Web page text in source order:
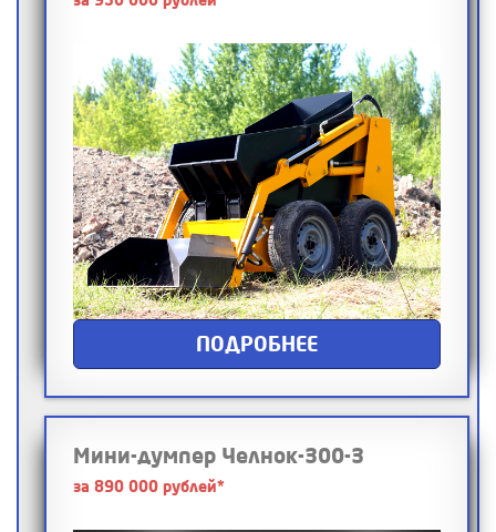
ПОДРОБНЕЕ
Мини-думпер Челнок-300-3
за 890 000 рублей*